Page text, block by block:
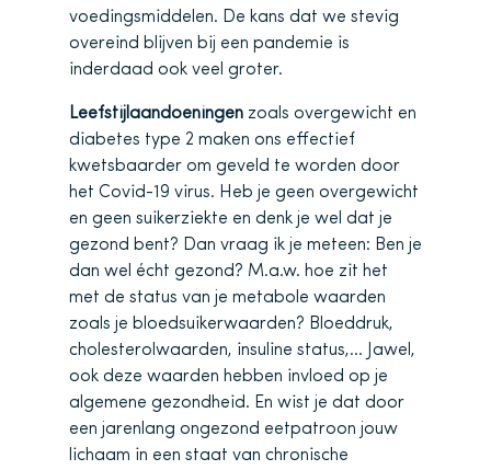
voedingsmiddelen. De kans dat we stevig
overeind blijven bij een pandemie is
inderdaad ook veel groter.
Leefstijlaandoeningen zoals overgewicht en
diabetes type 2 maken ons effectief
kwetsbaarder om geveld te worden door
het Covid-19 virus. Heb je geen overgewicht
en geen suikerziekte en denk je wel dat je
gezond bent? Dan vraag ik je meteen: Ben je
dan wel écht gezond? M.a.w. hoe zit het
met de status van je metabole waarden
zoals je bloedsuikerwaarden? Bloeddruk,
cholesterolwaarden, insuline status,… Jawel,
ook deze waarden hebben invloed op je
algemene gezondheid. En wist je dat door
een jarenlang ongezond eetpatroon jouw
lichaam in een staat van chronische